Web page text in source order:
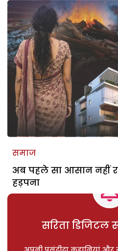
समाज
अब पहले सा आसान नहीं
हड़पना
सरिता डिजिटल